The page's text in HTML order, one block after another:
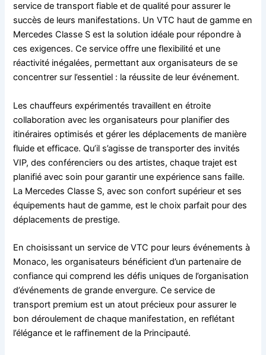
service de transport fiable et de qualité pour assurer le
succès de leurs manifestations. Un VTC haut de gamme en
Mercedes Classe S est la solution idéale pour répondre à
ces exigences. Ce service offre une flexibilité et une
réactivité inégalées, permettant aux organisateurs de se
concentrer sur l’essentiel : la réussite de leur événement.
Les chauffeurs expérimentés travaillent en étroite
collaboration avec les organisateurs pour planifier des
itinéraires optimisés et gérer les déplacements de manière
fluide et efficace. Qu’il s’agisse de transporter des invités
VIP, des conférenciers ou des artistes, chaque trajet est
planifié avec soin pour garantir une expérience sans faille.
La Mercedes Classe S, avec son confort supérieur et ses
équipements haut de gamme, est le choix parfait pour des
déplacements de prestige.
En choisissant un service de VTC pour leurs événements à
Monaco, les organisateurs bénéficient d’un partenaire de
confiance qui comprend les défis uniques de l’organisation
d’événements de grande envergure. Ce service de
transport premium est un atout précieux pour assurer le
bon déroulement de chaque manifestation, en reflétant
l’élégance et le raffinement de la Principauté.